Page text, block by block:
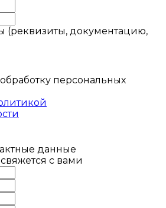
(реквизиты, документацию,
персональных
данные
с вами